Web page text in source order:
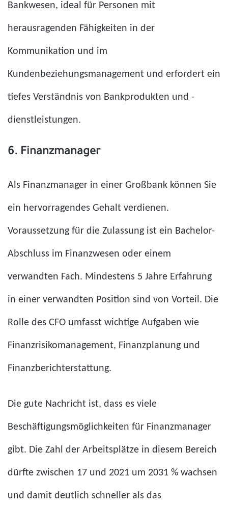
Bankwesen, ideal für Personen mit
herausragenden Fähigkeiten in der
Kommunikation und im
Kundenbeziehungsmanagement und erfordert ein
tiefes Verständnis von Bankprodukten und -
dienstleistungen.
6. Finanzmanager
Als Finanzmanager in einer Großbank können Sie
ein hervorragendes Gehalt verdienen.
Voraussetzung für die Zulassung ist ein Bachelor-
Abschluss im Finanzwesen oder einem
verwandten Fach. Mindestens 5 Jahre Erfahrung
in einer verwandten Position sind von Vorteil. Die
Rolle des CFO umfasst wichtige Aufgaben wie
Finanzrisikomanagement, Finanzplanung und
Finanzberichterstattung.
Die gute Nachricht ist, dass es viele
Beschäftigungsmöglichkeiten für Finanzmanager
gibt. Die Zahl der Arbeitsplätze in diesem Bereich
dürfte zwischen 17 und 2021 um 2031 % wachsen
und damit deutlich schneller als das